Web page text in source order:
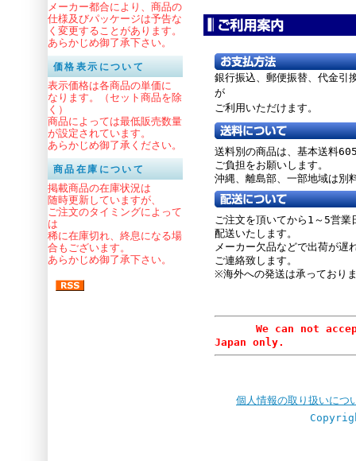
メーカー都合により、商品の
仕様及びパッケージは予告な
く変更することがあります。
あらかじめ御了承下さい。
価格表示について
表示価格は各商品の単価に
なります。（セット商品を除
く）
商品によっては最低販売数量
が設定されています。
あらかじめ御了承ください。
商品在庫について
掲載商品の在庫状況は
随時更新していますが、
ご注文のタイミングによって
は
稀に在庫切れ、終息になる場
合もございます。
あらかじめ御了承下さい。
銀行振込、郵便振替、 代金引
が
ご利用いただけます。
送料別の商品は、基本送料
ご負担をお願いします。
沖縄、離島部、一部地域は別
ご注文を頂いてから1～5営業
配送いたします。
メーカー欠品などで出荷が遅
ご連絡致します。
※海外への発送は承っており
We can not accept
Japan only.
個人情報の取り扱いにつ